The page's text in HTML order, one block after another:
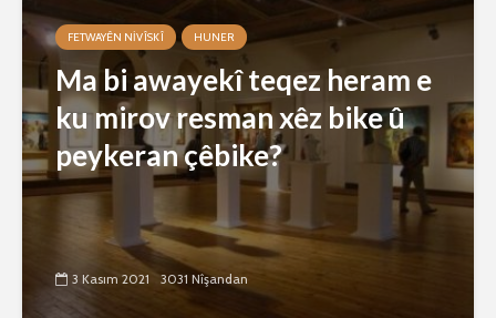
FETWAYÊN NIVÎSKÎ HUNER
Ma bi awayekî teqez heram e
ku mirov resman xêz bike û
peykeran çêbike?
3 Kasım 2021 3031 Nîşandan